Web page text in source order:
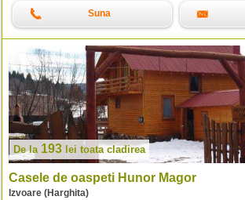
Suna
De la 193 lei toata cladirea
Casele de oaspeti Hunor Magor
Izvoare (Harghita)